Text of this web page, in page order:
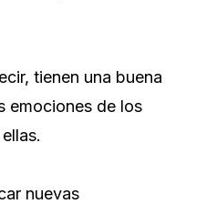
tienen una buena
emociones de los
nuevas